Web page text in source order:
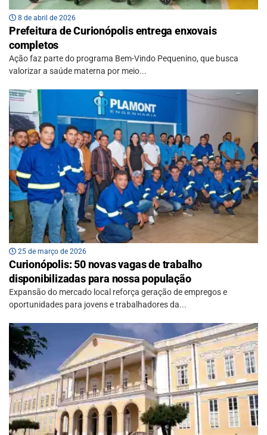
8 de abril de 2026
Prefeitura de Curionópolis entrega enxovais
completos
Ação faz parte do programa Bem-Vindo Pequenino, que busca
valorizar a saúde materna por meio...
25 de março de 2026
Curionópolis: 50 novas vagas de trabalho
disponibilizadas para nossa população
Expansão do mercado local reforça geração de empregos e
oportunidades para jovens e trabalhadores da...